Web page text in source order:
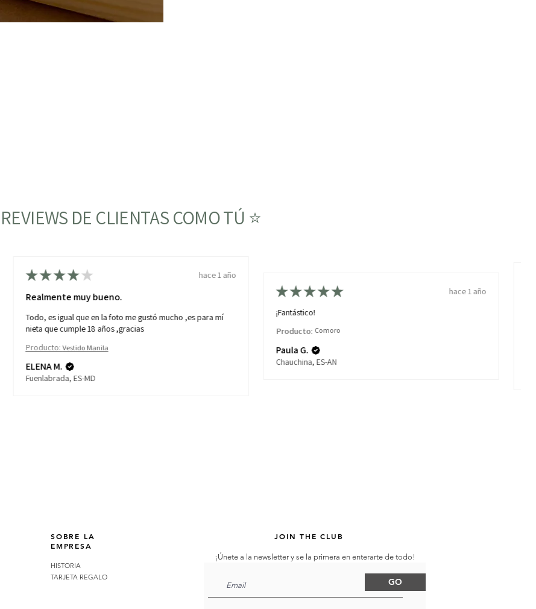
REVIEWS DE CLIENTAS COMO TÚ ⭐
★ ★ ★ ★ ★ hace 1 año
Realmente muy bueno.
Todo, es igual que en la foto me gustó mucho ,es para mí
nieta que cumple 18 años ,gracias
Producto:Vestido Manila
ELENA M.
Fuenlabrada, ES-MD
★ ★ ★ ★ ★
hace 1 año
¡Fantástico!
Producto: Comoro
Paula G.
Chauchina, ES-AN
SOBRE LA
EMPRESA
HISTORIA
TARJETA REGALO
JOIN THE CLUB
¡Únete a la newsletter y se la primera en enterarte de todo!
GO